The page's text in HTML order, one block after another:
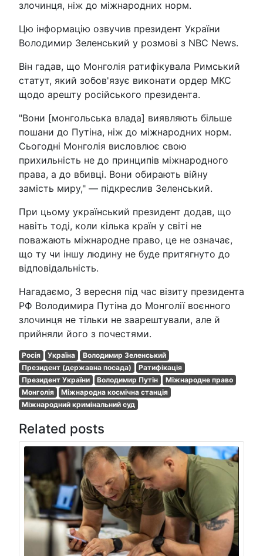
злочинця, ніж до міжнародних норм.
Цю інформацію озвучив президент України
Володимир Зеленський у розмові з NBC News.
Він гадав, що Монголія ратифікувала Римський
статут, який зобов'язує виконати ордер МКС
щодо арешту російського президента.
"Вони [монгольська влада] виявляють більше
пошани до Путіна, ніж до міжнародних норм.
Сьогодні Монголія висловлює свою
прихильність не до принципів міжнародного
права, а до вбивці. Вони обирають війну
замість миру," — підкреслив Зеленський.
При цьому український президент додав, що
навіть тоді, коли кілька країн у світі не
поважають міжнародне право, це не означає,
що ту чи іншу людину не буде притягнуто до
відповідальність.
Нагадаємо, 3 вересня під час візиту президента
РФ Володимира Путіна до Монголії воєнного
злочинця не тільки не заарештували, але й
прийняли його з почестями.
Росія Україна
Володимир Зеленський
Президент (державна посада)
Ратифікація
Президент України
Володимир Путін
Міжнародне право
Монголія
Міжнародна космічна станція
Міжнародний кримінальний суд
Related posts